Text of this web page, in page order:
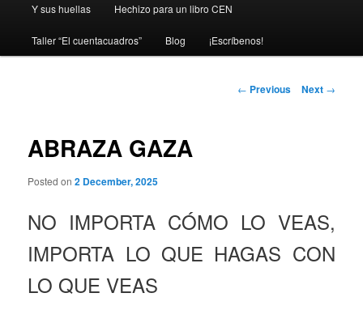
to
primary
Y sus huellas Hechizo para un libro CEN
Taller “El cuentacuadros” Blog ¡Escríbenos!
Post
← Previous Next →
ABRAZA GAZA
Posted on2 December, 2025
NO IMPORTA CÓMO LO VEAS,
IMPORTA LO QUE HAGAS CON
LO QUE VEAS